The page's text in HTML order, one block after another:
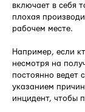
включает в себя
плохая
рабочем месте.
Например, если
несмотря на
постоянно ведет
указанием
инцидент, чтобы